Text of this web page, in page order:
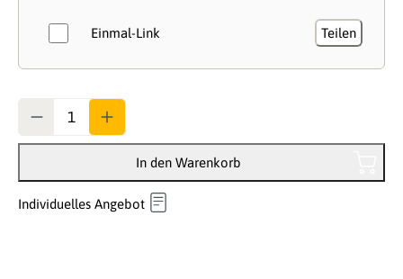
Einmal-Link Teilen
In den Warenkorb
Individuelles Angebot